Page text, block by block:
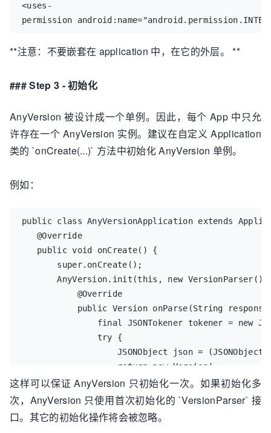
<uses-
permission
**注意：不要嵌套在 application 中，在它的外层。 **
### Step 3 - 初始化
AnyVersion 被设计成一个单例。因此，每个 App 中只允
许存在一个 AnyVersion 实例。建议在自定义 Application
类的 `onCreate(...)` 方法中初始化 AnyVersion 单例。
例如：
public class AnyVersionApplication extends
@Override
public void onCreate() {
super.onCreate();
AnyVersion.init(this, new VersionParser()
@Override
public Version onParse(String
final JSONTokener tokener = new
try {
JSONObject json = (JSONObject)
return new Version(
json.getInt("code")
这样可以保证 AnyVersion 只初始化一次。如果初始化多
次，AnyVersion 只使用首次初始化的 `VersionParser` 接
口。其它的初始化操作将会被忽略。